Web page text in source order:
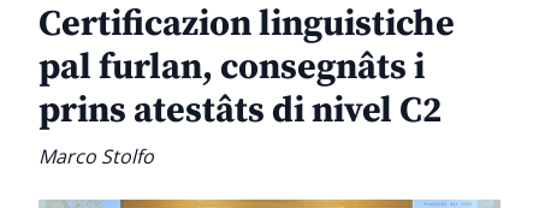
Certificazion linguistiche
pal furlan, consegnâts i
prins atestâts di nivel C2
Marco Stolfo